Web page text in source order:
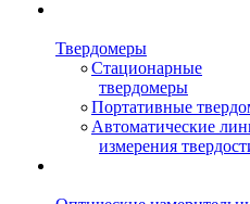
Твердомеры
Стационарные
твердомеры
Портативные
Автоматические
измерения